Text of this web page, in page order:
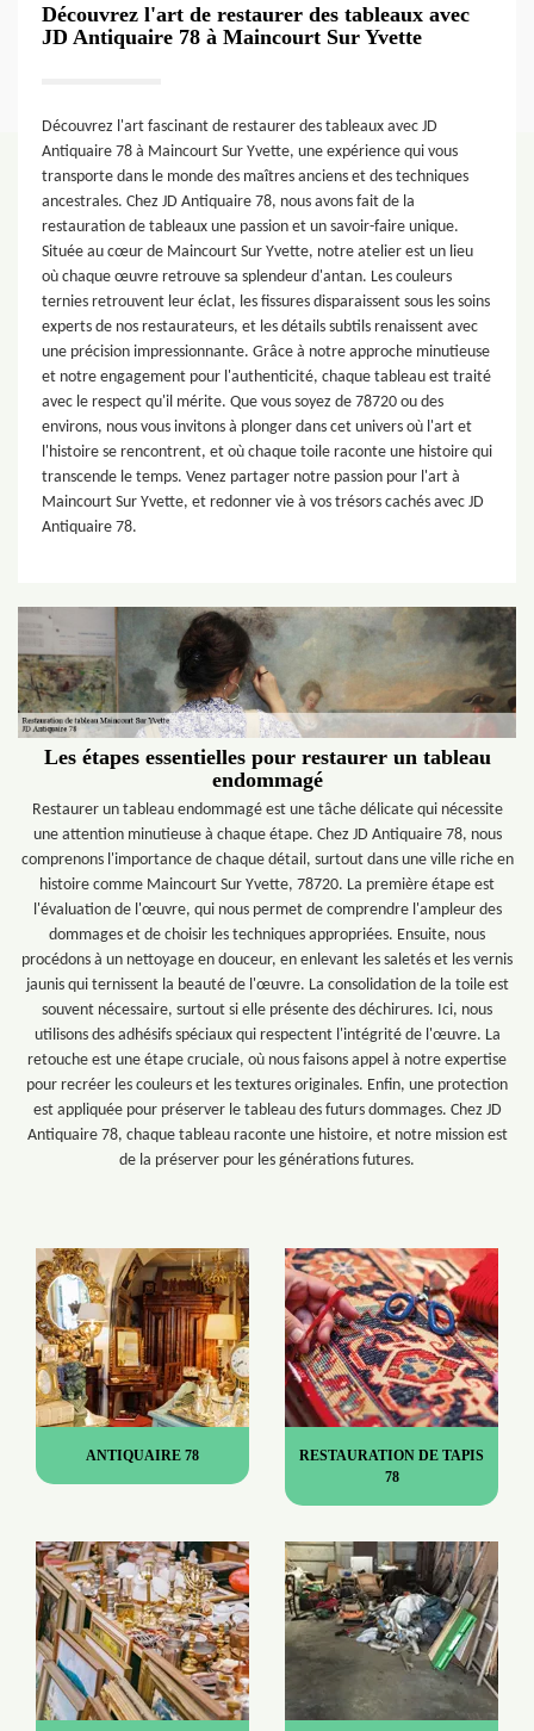
Découvrez l'art de restaurer des tableaux avec
JD Antiquaire 78 à Maincourt Sur Yvette
Découvrez l'art fascinant de restaurer des tableaux avec JD
Antiquaire 78 à Maincourt Sur Yvette, une expérience qui vous
transporte dans le monde des maîtres anciens et des techniques
ancestrales. Chez JD Antiquaire 78, nous avons fait de la
restauration de tableaux une passion et un savoir-faire unique.
Située au cœur de Maincourt Sur Yvette, notre atelier est un lieu
où chaque œuvre retrouve sa splendeur d'antan. Les couleurs
ternies retrouvent leur éclat, les fissures disparaissent sous les soins
experts de nos restaurateurs, et les détails subtils renaissent avec
une précision impressionnante. Grâce à notre approche minutieuse
et notre engagement pour l'authenticité, chaque tableau est traité
avec le respect qu'il mérite. Que vous soyez de 78720 ou des
environs, nous vous invitons à plonger dans cet univers où l'art et
l'histoire se rencontrent, et où chaque toile raconte une histoire qui
transcende le temps. Venez partager notre passion pour l'art à
Maincourt Sur Yvette, et redonner vie à vos trésors cachés avec JD
Antiquaire 78.
Les étapes essentielles pour restaurer un tableau
endommagé
Restaurer un tableau endommagé est une tâche délicate qui nécessite
une attention minutieuse à chaque étape. Chez JD Antiquaire 78, nous
comprenons l'importance de chaque détail, surtout dans une ville riche en
histoire comme Maincourt Sur Yvette, 78720. La première étape est
l'évaluation de l'œuvre, qui nous permet de comprendre l'ampleur des
dommages et de choisir les techniques appropriées. Ensuite, nous
procédons à un nettoyage en douceur, en enlevant les saletés et les vernis
jaunis qui ternissent la beauté de l'œuvre. La consolidation de la toile est
souvent nécessaire, surtout si elle présente des déchirures. Ici, nous
utilisons des adhésifs spéciaux qui respectent l'intégrité de l'œuvre. La
retouche est une étape cruciale, où nous faisons appel à notre expertise
pour recréer les couleurs et les textures originales. Enfin, une protection
est appliquée pour préserver le tableau des futurs dommages. Chez JD
Antiquaire 78, chaque tableau raconte une histoire, et notre mission est
de la préserver pour les générations futures.
ANTIQUAIRE 78
RESTAURATION DE TAPIS
78